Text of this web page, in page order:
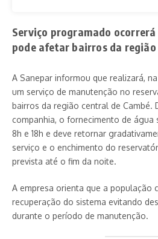
Serviço programado ocorrerá
pode afetar bairros da
A Sanepar informou que realizará,
um serviço de manutenção no
bairros da região central de Cambé.
companhia, o fornecimento de água
8h e 18h e deve retornar
serviço e o enchimento do
prevista até o fim da noite.
A empresa orienta que a população
recuperação do sistema evitando
durante o período de manutenção.